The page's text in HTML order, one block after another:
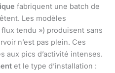
fabriquent une batch de
Les modèles
flux tendu ») produisent sans
n’est pas plein. Ces
aux pics d’activité intenses.
et le type d’installation :